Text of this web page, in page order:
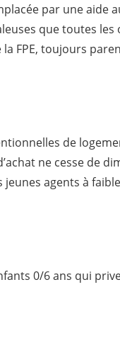
par une aide
que toutes les
FPE, toujours
de
ne cesse de
agents à
0/6 ans qui